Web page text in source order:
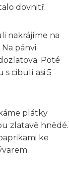
dovnitř.
nakrájíme na
pánvi
Poté
s cibulí asi 5
plátky
zlatavě hnědé.
ke